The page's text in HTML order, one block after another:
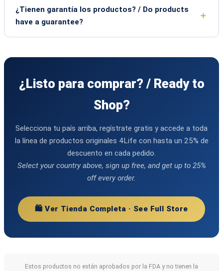
¿Tienen garantía los productos? / Do products
have a guarantee?
¿Listo para comprar? / Ready to
Shop?
Selecciona tu país arriba, regístrate gratis y accede a toda
la línea de productos originales 4Life con hasta un 25% de
descuento en cada pedido.
Select your country above, sign up free, and get up to 25%
off every order.
🛍️ Ver Tienda Completa · See Full Store
Estos productos no están aprobados por la FDA y no tienen la